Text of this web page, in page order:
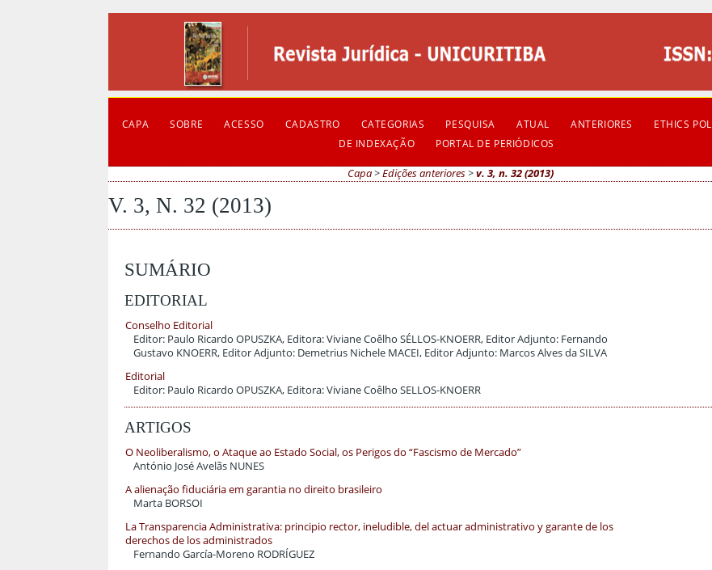
CAPA SOBRE ACESSO CADASTRO CATEGORIAS PESQUISA ATUAL ANTERIORES ETHICS
DE INDEXAÇÃO
PORTAL DE PERIÓDICOS
Capa>Edições anteriores>v. 3, n. 32 (2013)
V. 3, N. 32 (2013)
SUMÁRIO
EDITORIAL
Conselho Editorial
Editor: Paulo Ricardo OPUSZKA, Editora: Viviane Coêlho SÉLLOS-KNOERR, Editor Adjunto: Fernando
Gustavo KNOERR, Editor Adjunto: Demetrius Nichele MACEI, Editor Adjunto: Marcos Alves da SILVA
Editorial
Editor: Paulo Ricardo OPUSZKA, Editora: Viviane Coêlho SELLOS-KNOERR
ARTIGOS
O Neoliberalismo, o Ataque ao Estado Social, os Perigos do “Fascismo de Mercado”
António José Avelãs NUNES
A alienação fiduciária em garantia no direito brasileiro
Marta BORSOI
La Transparencia Administrativa: principio rector, ineludible, del actuar administrativo y garante de los
derechos de los administrados
Fernando García-Moreno RODRÍGUEZ